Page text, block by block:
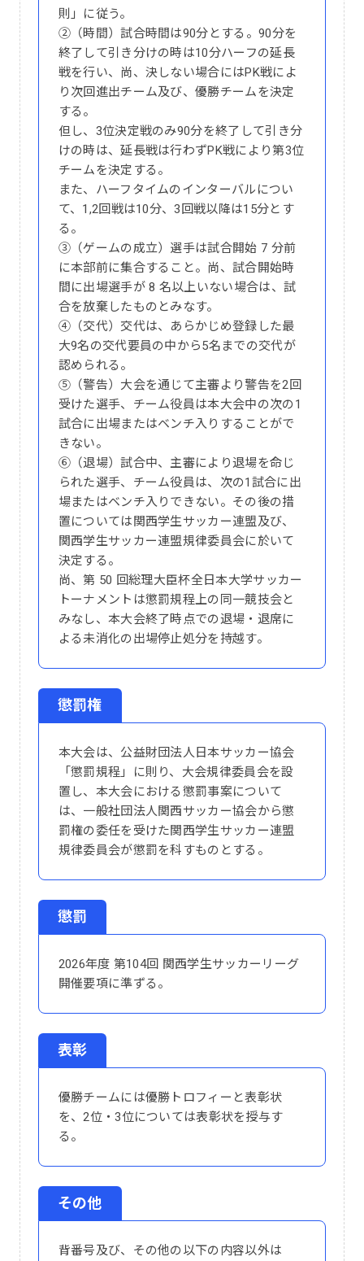
則」に従う。
②（時間）試合時間は90分とする。90分を
終了して引き分けの時は10分ハーフの延長
戦を行い、尚、決しない場合にはPK戦によ
り次回進出チーム及び、優勝チームを決定
する。
但し、3位決定戦のみ90分を終了して引き分
けの時は、延長戦は行わずPK戦により第3位
チームを決定する。
また、ハーフタイムのインターバルについ
て、1,2回戦は10分、3回戦以降は15分とす
る。
③（ゲームの成立）選手は試合開始 7 分前
に本部前に集合すること。尚、試合開始時
間に出場選手が 8 名以上いない場合は、試
合を放棄したものとみなす。
④（交代）交代は、あらかじめ登録した最
大9名の交代要員の中から5名までの交代が
認められる。
⑤（警告）大会を通じて主審より警告を2回
受けた選手、チーム役員は本大会中の次の1
試合に出場またはベンチ入りすることがで
きない。
⑥（退場）試合中、主審により退場を命じ
られた選手、チーム役員は、次の1試合に出
場またはベンチ入りできない。その後の措
置については関西学生サッカー連盟及び、
関西学生サッカー連盟規律委員会に於いて
決定する。
尚、第 50 回総理大臣杯全日本大学サッカー
トーナメントは懲罰規程上の同一競技会と
みなし、本大会終了時点での退場・退席に
よる未消化の出場停止処分を持越す。
懲罰権
本大会は、公益財団法人日本サッカー協会
「懲罰規程」に則り、大会規律委員会を設
置し、本大会における懲罰事案について
は、一般社団法人関西サッカー協会から懲
罰権の委任を受けた関西学生サッカー連盟
規律委員会が懲罰を科すものとする。
懲罰
2026年度 第104回 関西学生サッカーリーグ
開催要項に準ずる。
表彰
優勝チームには優勝トロフィーと表彰状
を、2位・3位については表彰状を授与す
る。
その他
背番号及び、その他の以下の内容以外は